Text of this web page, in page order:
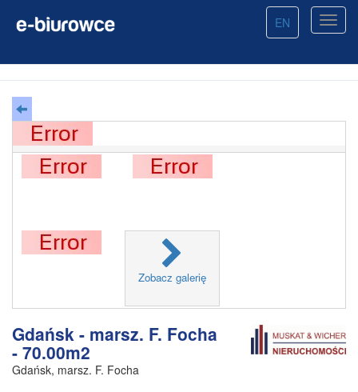
EN
Zobacz galerię
Gdańsk - marsz. F. Focha
- 70.00m2
Gdańsk, marsz. F. Focha